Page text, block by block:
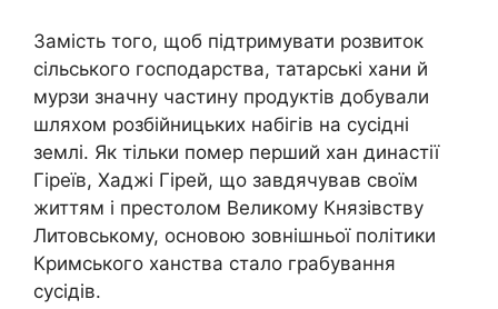
Замість того, щоб підтримувати розвиток
сільського господарства, татарські хани й
мурзи значну частину продуктів добували
шляхом розбійницьких набігів на сусідні
землі. Як тільки помер перший хан династії
Гіреїв, Хаджі Гірей, що завдячував своїм
життям і престолом Великому Князівству
Литовському, основою зовнішньої політики
Кримського ханства стало грабування
сусідів.